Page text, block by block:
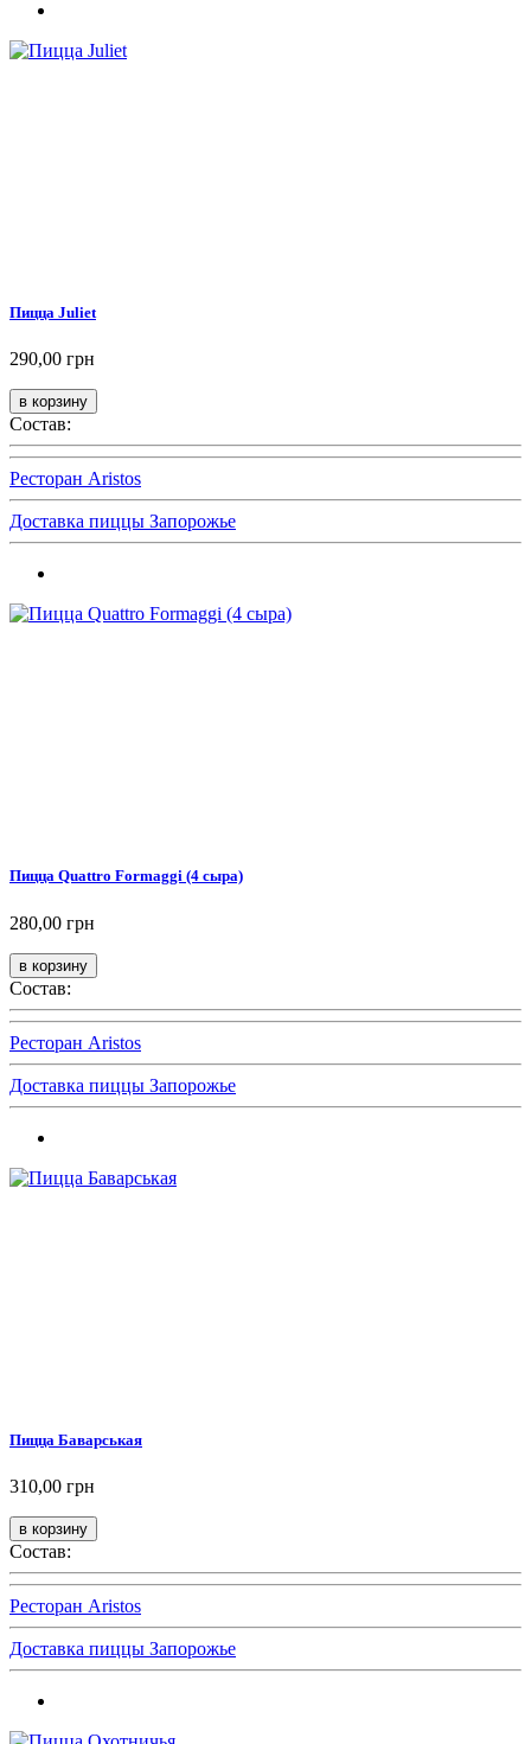
Пицца Juliet
290,00 грн
Состав:
Ресторан Aristos
Доставка пиццы Запорожье
Пицца Quattro Formaggi (4 сыра)
280,00 грн
Состав:
Ресторан Aristos
Доставка пиццы Запорожье
Пицца Баварськая
310,00 грн
Состав:
Ресторан Aristos
Доставка пиццы Запорожье